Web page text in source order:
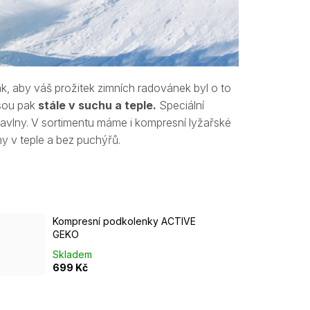
aby váš prožitek zimních radovánek byl o to
pak stále v suchu a teple. Speciální
V sortimentu máme i kompresní lyžařské
v teple a bez puchýřů.
Kompresní podkolenky ACTIVE
GEKO
Skladem
699 Kč